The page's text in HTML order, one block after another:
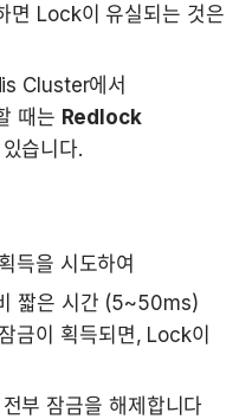
면 Lock이 유실되는 것은
Cluster에서
때는 Redlock
습니다.
득을 시도하여
짧은 시간 (5~50ms)
금이 획득되면, Lock이
부 잠금을 해제합니다